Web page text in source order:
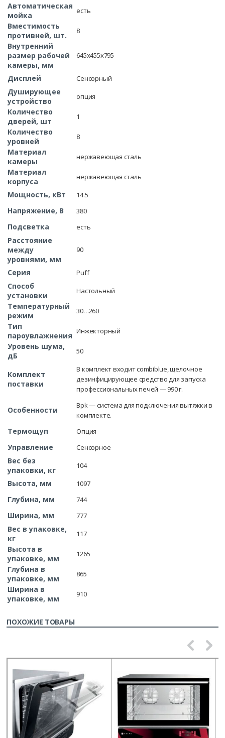
Автоматическая
мойка
есть
Вместимость
противней, шт.
8
Внутренний
размер рабочей
камеры, мм
645х455х795
Дисплей Сенсорный
Душирующее
устройство
опция
Количество
дверей, шт
1
Количество
уровней
8
Материал
камеры
нержавеющая сталь
Материал
корпуса
нержавеющая сталь
Мощность, кВт 14.5
Напряжение, В 380
Подсветка есть
Расстояние
между
уровнями, мм
90
Серия Puff
Способ
установки
Настольный
Температурный
режим
30…260
Тип
пароувлажнения Инжекторный
Уровень шума,
дБ
50
Комплект
поставки
В комплект входит combiblue, щелочное
дезинфицирующее средство для запуска
профессиональных печей — 990 г.
Особенности
Bpk — система для подключения вытяжки в
комплекте.
Термощуп Опция
Управление Сенсорное
Вес без
упаковки, кг
104
Высота, мм 1097
Глубина, мм 744
Ширина, мм 777
Вес в упаковке,
кг
117
Высота в
упаковке, мм
1265
Глубина в
упаковке, мм
865
Ширина в
упаковке, мм
910
ПОХОЖИЕ ТОВАРЫ